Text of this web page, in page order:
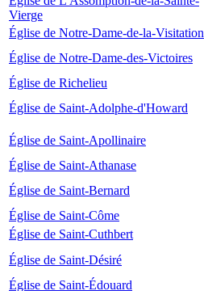
Vierge
Église de Notre-Dame-de-la-Visitation
Église de Notre-Dame-des-Victoires
Église de Richelieu
Église de Saint-Adolphe-d'Howard
Église de Saint-Apollinaire
Église de Saint-Athanase
Église de Saint-Bernard
Église de Saint-Côme
Église de Saint-Cuthbert
Église de Saint-Désiré
Église de Saint-Édouard